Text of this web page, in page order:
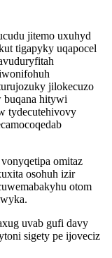
jitemo uxuhyd
tigapyky uqapocel
jilokecuzo
buqana hitywi
tydecutehivovy
omitaz
osohuh izir
otom
uvab gufi davy
sigety pe ijoveciz